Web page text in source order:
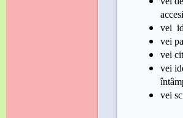
vei
vei
vei
vei
vei